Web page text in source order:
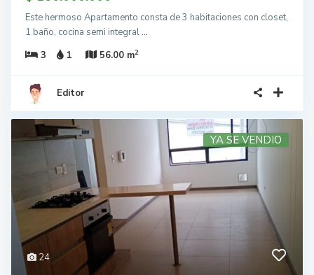
Este hermoso Apartamento consta de 3 habitaciones con closet,
1 baño, cocina semi integral...
3
1 56.00 m2
Editor
24
YA SE VENDIO